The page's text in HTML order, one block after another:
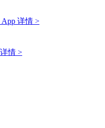
详情 >
情 >